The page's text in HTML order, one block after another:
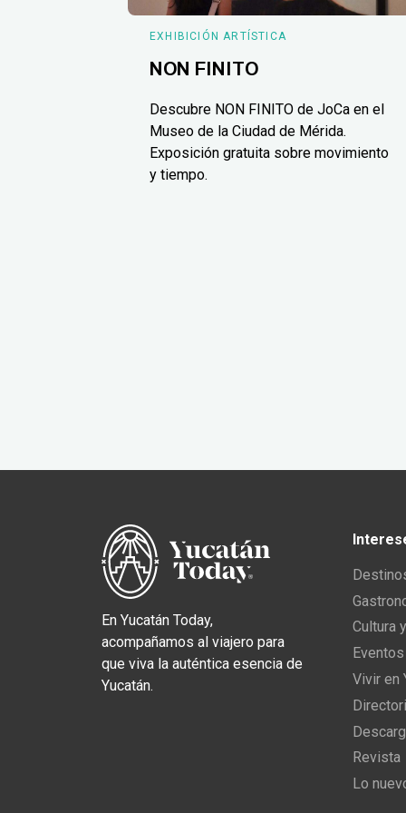
EXHIBICIÓN ARTÍSTICA
NON FINITO
Descubre NON FINITO de JoCa en el
Museo de la Ciudad de Mérida.
Exposición gratuita sobre movimiento
y tiempo.
En Yucatán Today,
acompañamos al viajero para
que viva la auténtica esencia de
Yucatán.
Cultura
Vivir en
Revista
Lo